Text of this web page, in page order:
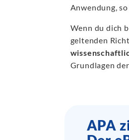
Anwendung,
Wenn du dich
geltenden
Grundlagen
APA